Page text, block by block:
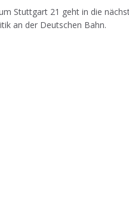
Stuttgart 21 geht in die
an der Deutschen Bahn.